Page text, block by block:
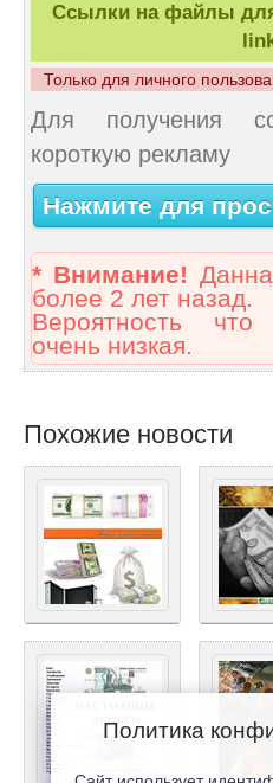
Ссылки на файлы для
Только для личного
Для получения
короткую рекламу
Нажмите для
* Внимание!
более 2 лет назад.
Вероятность
очень низкая.
Похожие новости
Политика